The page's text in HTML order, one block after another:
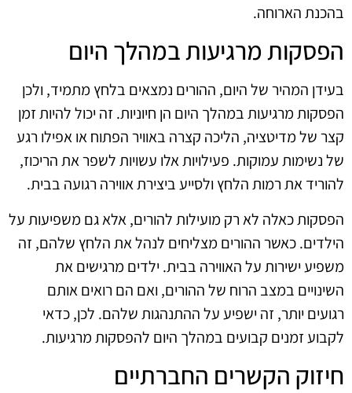
בהכנת הארוחה.
הפסקות מרגיעות במהלך היום
בעידן המהיר של היום, ההורים נמצאים בלחץ מתמיד, ולכן
הפסקות מרגיעות במהלך היום הן חיוניות. זה יכול להיות זמן
קצר של מדיטציה, הליכה קצרה באוויר הפתוח או אפילו רגע
של נשימות עמוקות. פעילויות אלו עשויות לשפר את הריכוז,
להוריד את רמות הלחץ ולסייע ביצירת אווירה רגועה בבית.
הפסקות כאלה לא רק מועילות להורים, אלא גם משפיעות על
הילדים. כאשר ההורים מצליחים לנהל את הלחץ שלהם, זה
משפיע ישירות על האווירה בבית. ילדים מרגישים את
השינויים במצב הרוח של ההורים, ואם הם רואים אותם
רגועים יותר, זה ישפיע על ההתנהגות שלהם. לכן, כדאי
לקבוע זמנים קבועים במהלך היום להפסקות מרגיעות.
חיזוק הקשרים החברתיים